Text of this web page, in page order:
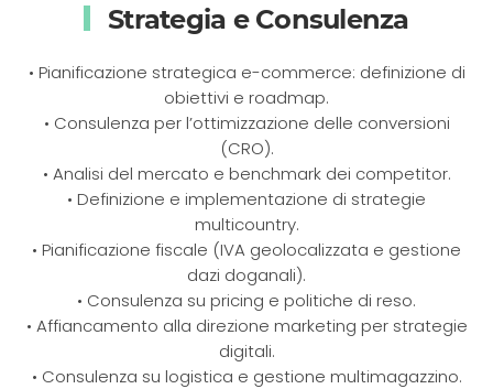
Strategia e Consulenza
• Pianificazione strategica e-commerce: definizione di
obiettivi e roadmap.
• Consulenza per l’ottimizzazione delle conversioni
(CRO).
• Analisi del mercato e benchmark dei competitor.
• Definizione e implementazione di strategie
multicountry.
• Pianificazione fiscale (IVA geolocalizzata e gestione
dazi doganali).
• Consulenza su pricing e politiche di reso.
• Affiancamento alla direzione marketing per strategie
digitali.
• Consulenza su logistica e gestione multimagazzino.